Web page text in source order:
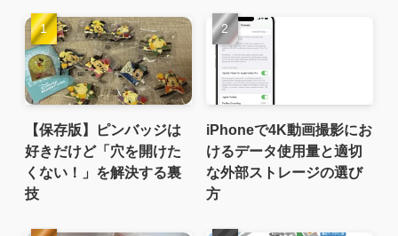
【保存版】ピンバッジは
好きだけど「穴を開けた
くない！」を解決する裏
技
iPhoneで4K動画撮影にお
けるデータ使用量と適切
な外部ストレージの選び
方